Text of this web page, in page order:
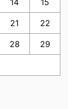
21 22
28 29